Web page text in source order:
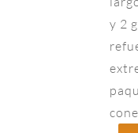
y 2